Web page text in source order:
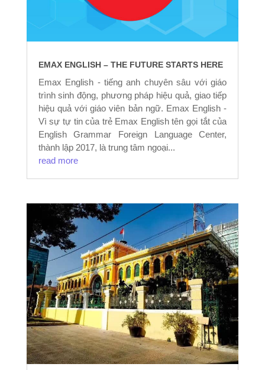
EMAX ENGLISH – THE FUTURE STARTS HERE
Emax English - tiếng anh chuyên sâu với giáo
trình sinh động, phương pháp hiệu quả, giao tiếp
hiệu quả với giáo viên bản ngữ. Emax English -
Vì sự tự tin của trẻ Emax English tên gọi tắt của
English Grammar Foreign Language Center,
thành lập 2017, là trung tâm ngoại...
read more